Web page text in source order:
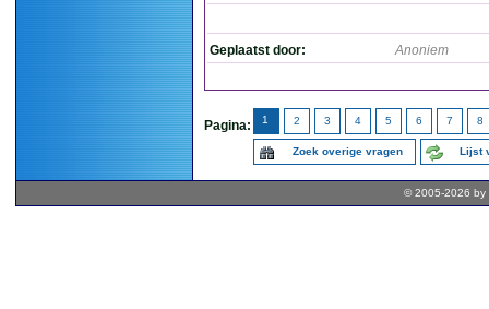
Geplaatst door: Anoniem
Pagina: 1 2 3 4 5 6 7 8
Zoek overige vragen Lijst
© 2005-2026 by